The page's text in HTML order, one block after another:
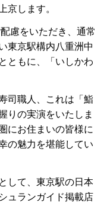
京します。
慮をいただき、通常
東京駅構内八重洲中
ともに、「いしかわ
司職人、これは「鮨
りの実演をいたしま
にお住まいの皆様に
の魅力を堪能してい
して、東京駅の日本
ュランガイド掲載店